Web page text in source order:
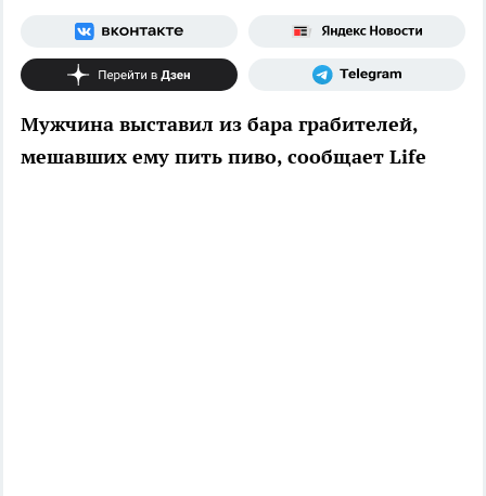
Мужчина выставил из бара грабителей,
мешавших ему пить пиво, сообщает Life